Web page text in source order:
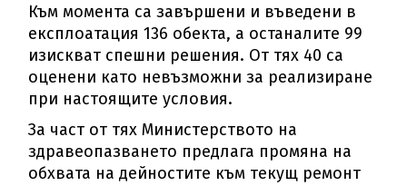
Към момента са завършени и въведени в
експлоатация 136 обекта, а останалите 99
изискват спешни решения. От тях 40 са
оценени като невъзможни за реализиране
при настоящите условия.
За част от тях Министерството на
здравеопазването предлага промяна на
обхвата на дейностите към текущ ремонт